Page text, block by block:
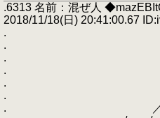
.6313 名前：混ぜ人
2018/11/18(日) 20:41:00.67
.
.
. /
. {
.
. _ ' ¨
. ／